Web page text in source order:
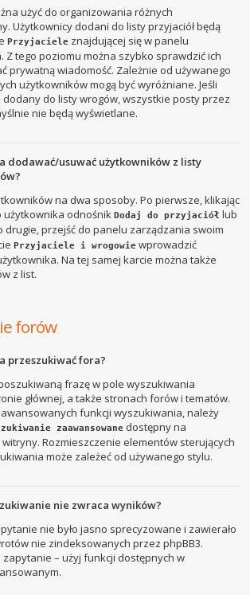
użyć do organizowania różnych
Użytkownicy dodani do listy przyjaciół będą
Przyjaciele znajdującej się w panelu
Z tego poziomu można szybko sprawdzić ich
prywatną wiadomość. Zależnie od używanego
użytkowników mogą być wyróżniane. Jeśli
do listy wrogów, wszystkie posty przez
nie będą wyświetlane.
dodawać/usuwać użytkowników z listy
na dwa sposoby. Po pierwsze, klikając
użytkownika odnośnikDodaj do przyjaciół lub
drugie, przejść do panelu zarządzania swoim
Przyjaciele i wrogowie wprowadzić
Na tej samej karcie można także
z list.
forów
przeszukiwać fora?
frazę w pole wyszukiwania
głównej, a także stronach forów i tematów.
funkcji wyszukiwania, należy
zaawansowane dostępny na
Rozmieszczenie elementów sterujących
może zależeć od używanego stylu.
nie zwraca wyników?
nie było jasno sprecyzowane i zawierało
nie zindeksowanych przez phpBB3.
zapytanie – użyj funkcji dostępnych w